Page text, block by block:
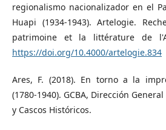
regionalismo nacionalizador en el
Huapi (1934-1943). Artelogie.
patrimoine et la littérature de
https://doi.org/10.4000/artelogie.834
Ares, F. (2018). En torno a la
(1780-1940). GCBA, Dirección
y Cascos Históricos.